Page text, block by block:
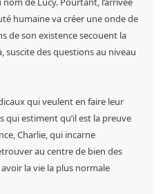
humaine va créer une onde de
de son existence secouent la
suscite des questions au niveau
qui veulent en faire leur
qui estiment qu’il est la preuve
Charlie, qui incarne
au centre de bien des
la vie la plus normale